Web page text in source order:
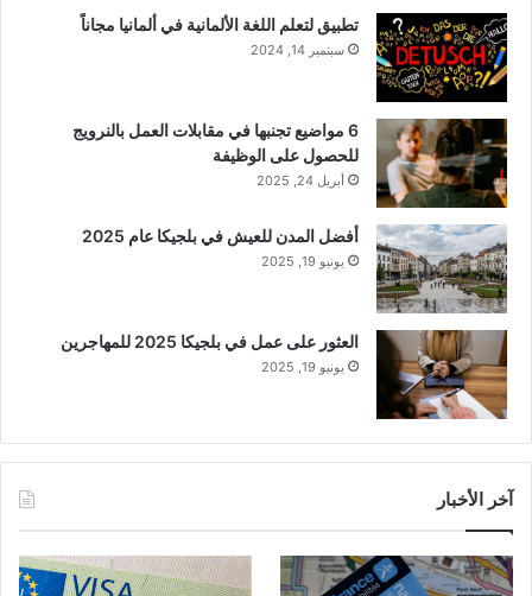
تطبيق لتعلم اللغة الألمانية في ألمانيا مجاناً
سبتمبر 14, 2024
6 مواضيع تجنبها في مقابلات العمل بالنرويج
للحصول على الوظيفة
أبريل 24, 2025
أفضل المدن للعيش في بلجيكا عام 2025
يونيو 19, 2025
العثور على عمل في بلجيكا 2025 للمهاجرين
يونيو 19, 2025
آخر الأخبار